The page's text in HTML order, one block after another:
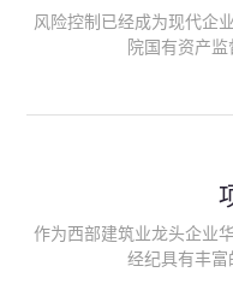
风险控制已经成为现代企
院国有资产监
能够为客户降低风险管理
从风险评估、风险分析、
等全方位、全过程、专家
作为西部建筑业龙头企业
经纪具有丰富